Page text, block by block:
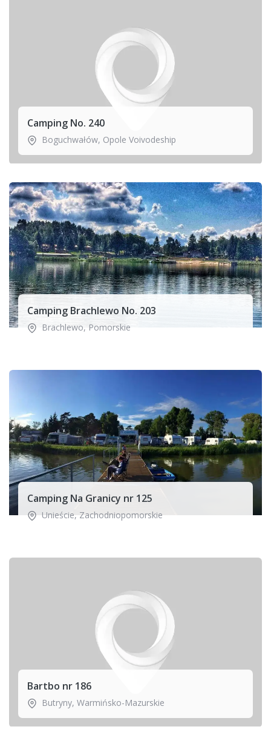
Camping No. 240
Boguchwałów, Opole Voivodeship
Camping Brachlewo No. 203
Brachlewo, Pomorskie
Camping Na Granicy nr 125
Unieście, Zachodniopomorskie
Bartbo nr 186
Butryny, Warmińsko-Mazurskie